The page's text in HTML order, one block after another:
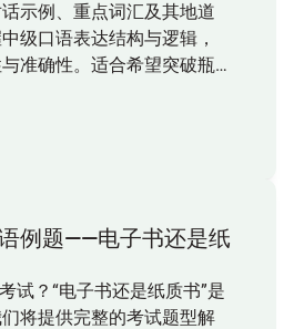
示例、重点词汇及其地道
级口语表达结构与逻辑，
准确性。适合希望突破瓶
例题——电子书还是纸
试？“电子书还是纸质书”是
将提供完整的考试题型解